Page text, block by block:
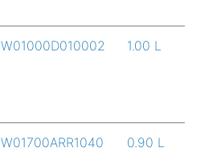
W01000D010002 1.00 L
W01700ARR1040 0.90 L